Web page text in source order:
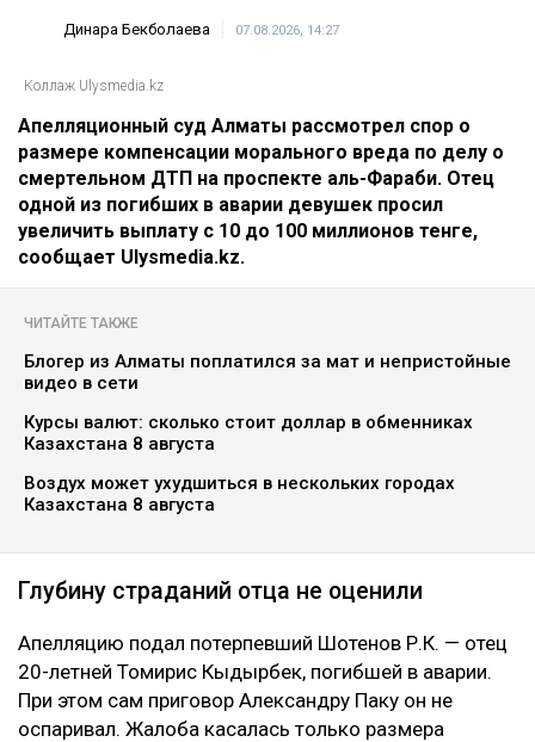
Динара Бекболаева 07.08.2026, 14:27
Коллаж Ulysmedia.kz
Апелляционный суд Алматы рассмотрел спор о
размере компенсации морального вреда по делу о
смертельном ДТП на проспекте аль-Фараби. Отец
одной из погибших в аварии девушек просил
увеличить выплату с 10 до 100 миллионов тенге,
сообщает Ulysmedia.kz.
ЧИТАЙТЕ ТАКЖЕ
Блогер из Алматы поплатился за мат и непристойные
видео в сети
Курсы валют: сколько стоит доллар в обменниках
Казахстана 8 августа
Воздух может ухудшиться в нескольких городах
Казахстана 8 августа
Глубину страданий отца не оценили
Апелляцию подал потерпевший Шотенов Р.К. — отец
20-летней Томирис Кыдырбек, погибшей в аварии.
При этом сам приговор Александру Паку он не
оспаривал. Жалоба касалась только размера